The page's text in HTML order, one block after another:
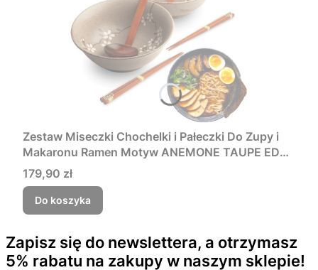
Zestaw Miseczki Chochelki i Pałeczki Do Zupy i
Makaronu Ramen Motyw ANEMONE TAUPE EDO
JAPAN
Cena
179,90 zł
Do koszyka
Zapisz się do newslettera, a otrzymasz
5% rabatu na zakupy w naszym sklepie!